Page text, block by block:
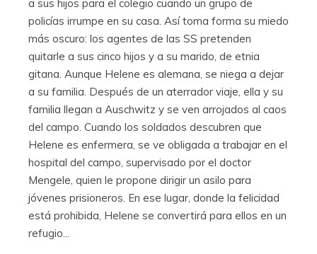
a sus hijos para el colegio cuando un grupo de
policías irrumpe en su casa. Así toma forma su miedo
más oscuro: los agentes de las SS pretenden
quitarle a sus cinco hijos y a su marido, de etnia
gitana. Aunque Helene es alemana, se niega a dejar
a su familia. Después de un aterrador viaje, ella y su
familia llegan a Auschwitz y se ven arrojados al caos
del campo. Cuando los soldados descubren que
Helene es enfermera, se ve obligada a trabajar en el
hospital del campo, supervisado por el doctor
Mengele, quien le propone dirigir un asilo para
jóvenes prisioneros. En ese lugar, donde la felicidad
está prohibida, Helene se convertirá para ellos en un
refugio...